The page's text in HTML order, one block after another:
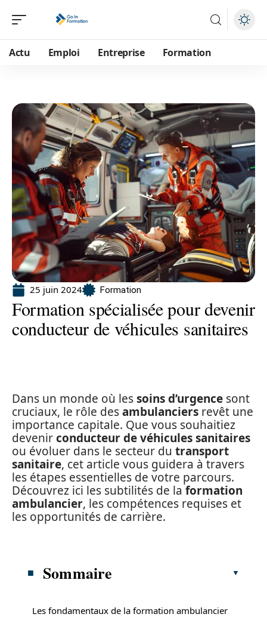
Actu Emploi Entreprise Formation
25 juin 2024 Formation
Formation spécialisée pour devenir
conducteur de véhicules sanitaires
Dans un monde où lessoins d’urgence sont
cruciaux, le rôle desambulanciers revêt une
importance capitale. Que vous souhaitiez
devenirconducteur de véhicules sanitaires
ou évoluer dans le secteur du transport
sanitaire, cet article vous guidera à travers
les étapes essentielles de votre parcours.
Découvrez ici les subtilités de la formation
ambulancier, les compétences requises et
les opportunités de carrière.
Sommaire
Les fondamentaux de la formation ambulancier